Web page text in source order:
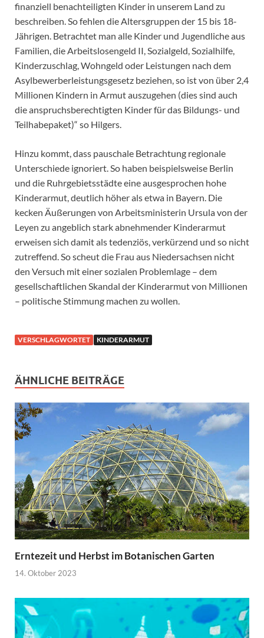
finanziell benachteiligten Kinder in unserem Land zu
beschreiben. So fehlen die Altersgruppen der 15 bis 18-
Jährigen. Betrachtet man alle Kinder und Jugendliche aus
Familien, die Arbeitslosengeld II, Sozialgeld, Sozialhilfe,
Kinderzuschlag, Wohngeld oder Leistungen nach dem
Asylbewerberleistungsgesetz beziehen, so ist von über 2,4
Millionen Kindern in Armut auszugehen (dies sind auch
die anspruchsberechtigten Kinder für das Bildungs- und
Teilhabepaket)“ so Hilgers.
Hinzu kommt, dass pauschale Betrachtung regionale
Unterschiede ignoriert. So haben beispielsweise Berlin
und die Ruhrgebietsstädte eine ausgesprochen hohe
Kinderarmut, deutlich höher als etwa in Bayern. Die
kecken Äußerungen von Arbeitsministerin Ursula von der
Leyen zu angeblich stark abnehmender Kinderarmut
erweisen sich damit als tedenziös, verkürzend und so nicht
zutreffend. So scheut die Frau aus Niedersachsen nicht
den Versuch mit einer sozialen Problemlage – dem
gesellschaftlichen Skandal der Kinderarmut von Millionen
– politische Stimmung machen zu wollen.
VERSCHLAGWORTET KINDERARMUT
ÄHNLICHE BEITRÄGE
Erntezeit und Herbst im Botanischen Garten
14. Oktober 2023